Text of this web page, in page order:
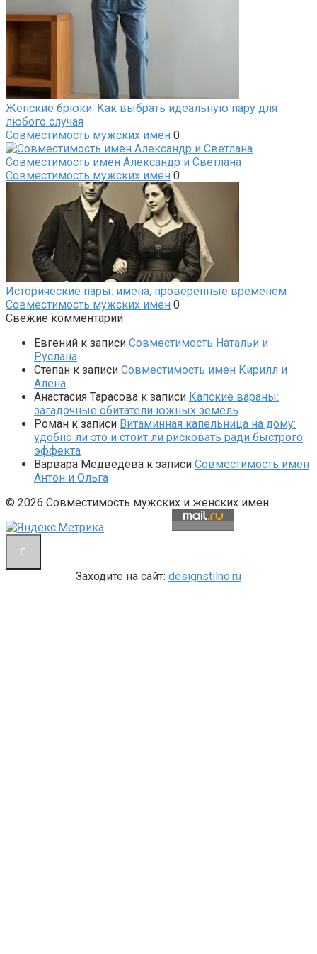
Женские брюки: Как выбрать идеальную пару для
любого случая
Совместимость мужских имен 0
Совместимость имен Александр и Светлана
Совместимость мужских имен 0
Исторические пары: имена, проверенные временем
Совместимость мужских имен 0
Свежие комментарии
Евгений к записи Совместимость Натальи и
Руслана
Степан к записи Совместимость имен Кирилл и
Алена
Анастасия Тарасова к записи Капские вараны:
загадочные обитатели южных земель
Роман к записи Витаминная капельница на дому:
удобно ли это и стоит ли рисковать ради быстрого
эффекта
Варвара Медведева к записи Совместимость имен
Антон и Ольга
© 2026 Совместимость мужских и женских имен
Заходите на сайт: designstilno.ru